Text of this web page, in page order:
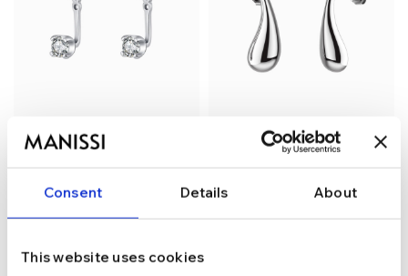
Consent Details About
This website uses cookies
Ear Jacket
Big Waterdrop